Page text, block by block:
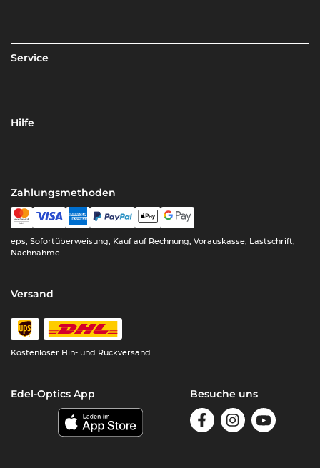
Service
Hilfe
Zahlungsmethoden
eps, Sofortüberweisung, Kauf auf Rechnung, Vorauskasse, Lastschrift,
Nachnahme
Versand
Kostenloser Hin- und Rückversand
Edel-Optics App Besuche uns